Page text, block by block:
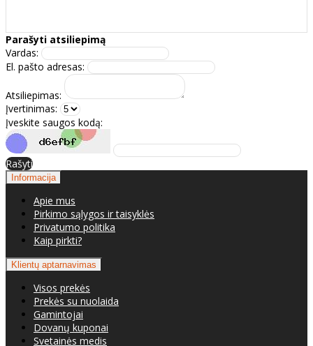
Parašyti atsiliepimą
Vardas:
El. pašto adresas:
Atsiliepimas:
Įvertinimas:
Įveskite saugos kodą:
Rašyti
Informacija
Apie mus
Pirkimo sąlygos ir taisyklės
Privatumo politika
Kaip pirkti?
Klientų aptarnavimas
Visos prekės
Prekės su nuolaida
Gamintojai
Dovanų kuponai
Svetainės medis